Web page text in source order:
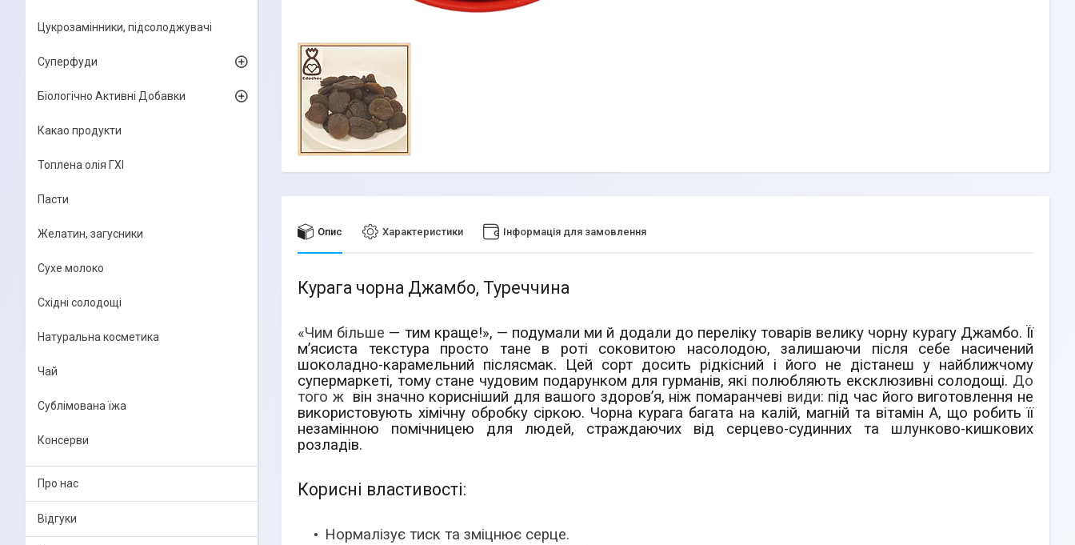
Опис Характеристики Інформація для замовлення
Курага чорна Джамбо, Туреччина
«Чим більше — тим краще!», — подумали ми й додали до переліку товарів велику чорну курагу Джамбо. Її
м’ясиста текстура просто тане в роті соковитою насолодою, залишаючи
після себе насичений
шоколадно-карамельний післясмак. Цей сорт досить рідкісний і його не дістанеш у найближчому
супермаркеті, тому стане чудовим подарунком для гурманів, які полюбляють ексклюзивні солодощі. До
того ж він значно корисніший для вашого здоров’я, ніж помаранчеві види: під час його виготовлення не
використовують хімічну обробку сіркою. Чорна курага багата на калій, магній та вітамін А, що робить її
незамінною помічницею для людей, страждаючих від серцево-судинних та шлунково-кишкових
розладів.
Корисні властивості:
Нормалізує тиск та зміцнює серце.
Цукрозамінники, підсолоджувачі
Суперфуди
Біологічно Активні Добавки
Какао продукти
Топлена олія ГХІ
Пасти
Желатин, загусники
Сухе молоко
Східні солодощі
Натуральна косметика
Чай
Сублімована їжа
Консерви
Про нас
Відгуки